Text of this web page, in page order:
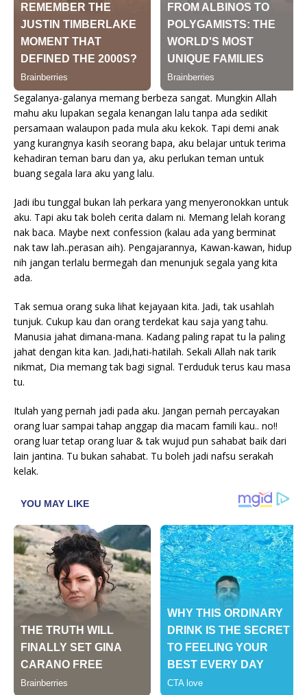
Segalanya-galanya memang berbeza sangat. Mungkin Allah
mahu aku lupakan segala kenangan lalu tanpa ada sedikit
persamaan walaupon pada mula aku kekok. Tapi demi anak
yang kurangnya kasih seorang bapa, aku belajar untuk terima
kehadiran teman baru dan ya, aku perlukan teman untuk
buang segala lara aku yang lalu.
Jadi ibu tunggal bukan lah perkara yang menyeronokkan untuk
aku. Tapi aku tak boleh cerita dalam ni. Memang lelah korang
nak baca. Maybe next confession (kalau ada yang berminat
nak taw lah..perasan aih). Pengajarannya, Kawan-kawan, hidup
nih jangan terlalu bermegah dan menunjuk segala yang kita
ada.
Tak semua orang suka lihat kejayaan kita. Jadi, tak usahlah
tunjuk. Cukup kau dan orang terdekat kau saja yang tahu.
Manusia jahat dimana-mana. Kadang paling rapat tu la paling
jahat dengan kita kan. Jadi,hati-hatilah. Sekali Allah nak tarik
nikmat, Dia memang tak bagi signal. Terduduk terus kau masa
tu.
Itulah yang pernah jadi pada aku. Jangan pernah percayakan
orang luar sampai tahap anggap dia macam famili kau.. no!!
orang luar tetap orang luar & tak wujud pun sahabat baik dari
lain jantina. Tu bukan sahabat. Tu boleh jadi nafsu serakah
kelak.